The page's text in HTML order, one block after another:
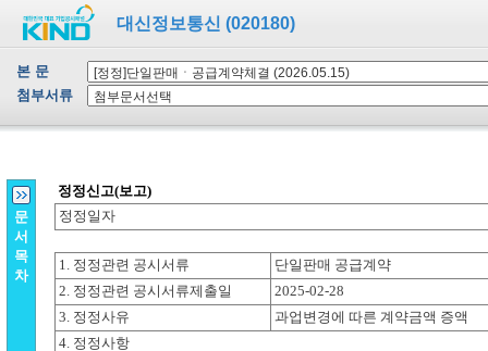
대신정보통신 (020180)
본 문
첨부서류
문
서
목
차